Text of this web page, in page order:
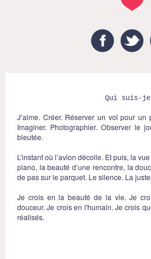
Facebook
Qui suis-
J’aime. Créer. Réserver un vol pour un
Imaginer. Photographier. Observer le
bleutée.
L’instant où l’avion décolle. Et puis, la
piano, la beauté d’une rencontre, la
de pas sur le parquet. Le silence. La
Je crois en la beauté de la vie. Je
douceur. Je crois en l'humain. Je crois
réalisés.